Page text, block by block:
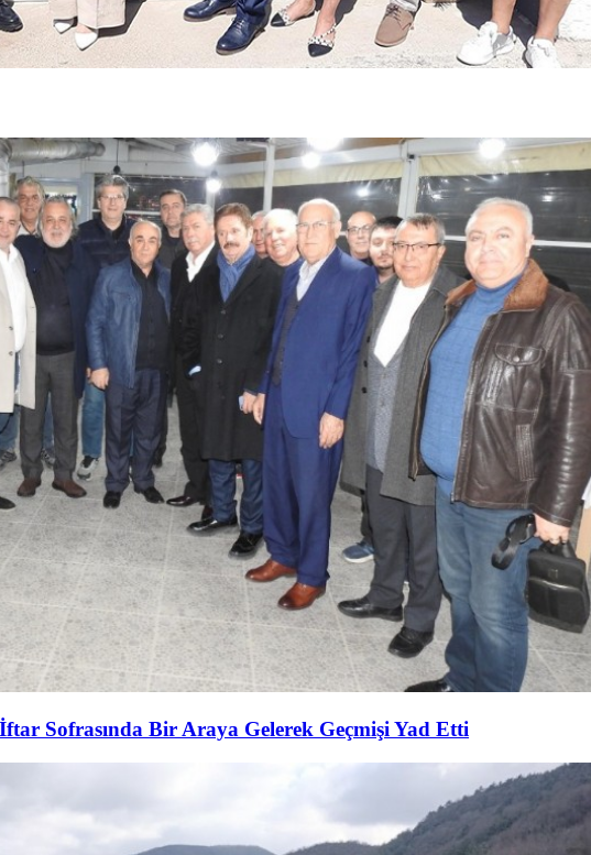
Sofrasında Bir Araya Gelerek Geçmişi Yad Etti